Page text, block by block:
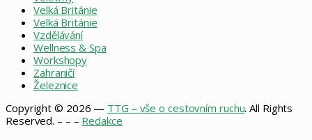
Velká Británie
Velká Británie
Vzdělávání
Wellness & Spa
Workshopy
Zahraničí
Železnice
Copyright © 2026 — TTG – vše o cestovním ruchu. All Rights
Reserved. – – – Redakce